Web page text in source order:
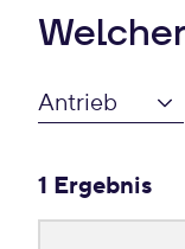
Antrieb
1 Ergebnis